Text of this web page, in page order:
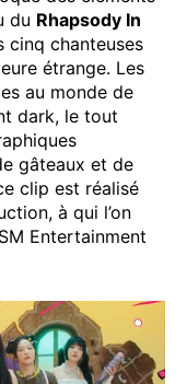
du Rhapsody In
cinq chanteuses
étrange. Les
au monde de
dark, le tout
gâteaux et de
clip est réalisé
à qui l’on
Entertainment